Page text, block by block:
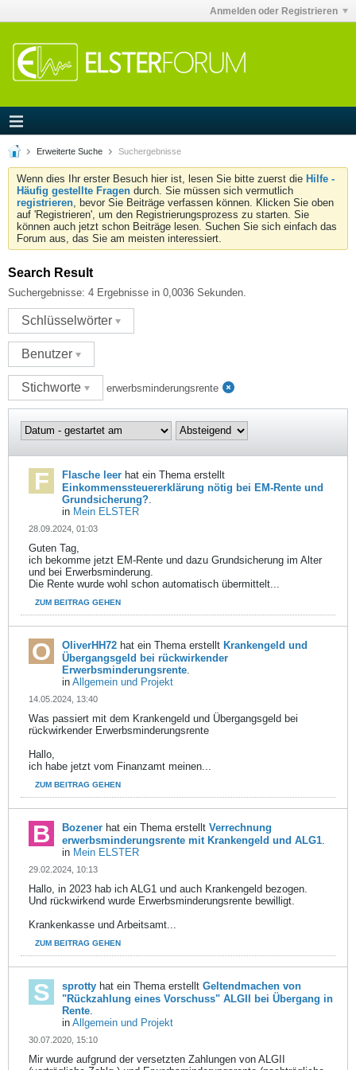
Anmelden oder Registrieren
Erweiterte Suche Suchergebnisse
Wenn dies Ihr erster Besuch hier ist, lesen Sie bitte zuerst die Hilfe -
Häufig gestellte Fragen durch. Sie müssen sich vermutlich
registrieren, bevor Sie Beiträge verfassen können. Klicken Sie oben
auf 'Registrieren', um den Registrierungsprozess zu starten. Sie
können auch jetzt schon Beiträge lesen. Suchen Sie sich einfach das
Forum aus, das Sie am meisten interessiert.
Search Result
Suchergebnisse: 4 Ergebnisse in 0,0036 Sekunden.
Schlüsselwörter
Benutzer
Stichworte erwerbsminderungsrente
Flasche leer hat ein Thema erstellt
Einkommenssteuererklärung nötig bei EM-Rente und
Grundsicherung?.
in Mein ELSTER
28.09.2024, 01:03
Guten Tag,
ich bekomme jetzt EM-Rente und dazu Grundsicherung im Alter
und bei Erwerbsminderung.
Die Rente wurde wohl schon automatisch übermittelt...
ZUM BEITRAG GEHEN
OliverHH72 hat ein Thema erstellt Krankengeld und
Übergangsgeld bei rückwirkender
Erwerbsminderungsrente.
in Allgemein und Projekt
14.05.2024, 13:40
Was passiert mit dem Krankengeld und Übergangsgeld bei
rückwirkender Erwerbsminderungsrente
Hallo,
ich habe jetzt vom Finanzamt meinen...
ZUM BEITRAG GEHEN
Bozener hat ein Thema erstellt Verrechnung
erwerbsminderungsrente mit Krankengeld und ALG1.
in Mein ELSTER
29.02.2024, 10:13
Hallo, in 2023 hab ich ALG1 und auch Krankengeld bezogen.
Und rückwirkend wurde Erwerbsminderungsrente bewilligt.
Krankenkasse und Arbeitsamt...
ZUM BEITRAG GEHEN
sprotty hat ein Thema erstellt Geltendmachen von
"Rückzahlung eines Vorschuss" ALGII bei Übergang in
Rente.
in Allgemein und Projekt
30.07.2020, 15:10
Mir wurde aufgrund der versetzten Zahlungen von ALGII